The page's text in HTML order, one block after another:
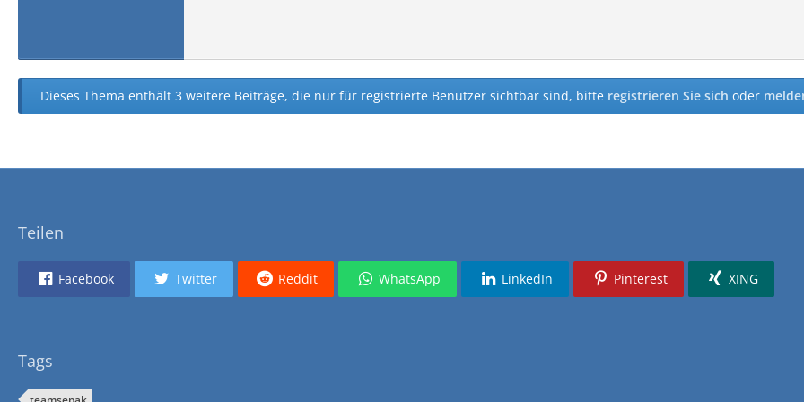
Dieses Thema enthält 3 weitere Beiträge, die nur für registrierte Benutzer sichtbar sind, bitte registrieren Sie sich oder
Teilen
Facebook Twitter Reddit WhatsApp LinkedIn Pinterest XING
Tags